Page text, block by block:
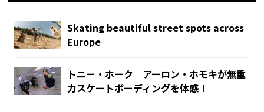
Skating beautiful street spots across
Europe
トニー・ホーク アーロン・ホモキが無重
力スケートボーディングを体感！